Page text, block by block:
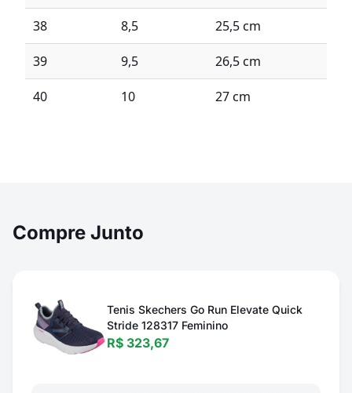
38 8,5 25,5 cm
39 9,5 26,5 cm
40 10 27 cm
Compre Junto
Tenis Skechers Go Run Elevate Quick
Stride 128317 Feminino
R$ 323,67